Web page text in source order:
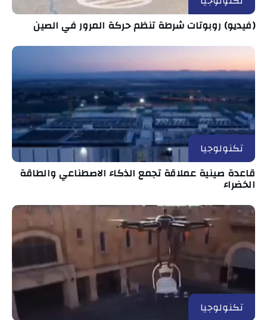
(فيديو) روبوتات شرطة تنظم حركة المرور في الصين
تكنولوجيا
قاعدة صينية عملاقة تجمع الذكاء الاصطناعي والطاقة
الخضراء
تكنولوجيا